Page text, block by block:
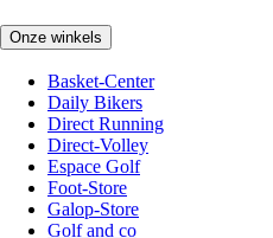
Onze winkels
Basket-Center
Daily Bikers
Direct Running
Direct-Volley
Espace Golf
Foot-Store
Galop-Store
Golf and co